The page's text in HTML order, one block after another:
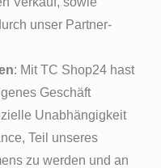
unser Partner-
: Mit TC Shop24 hast
Geschäft
Unabhängigkeit
Teil unseres
zu werden und an